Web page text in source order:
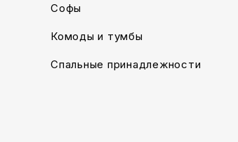
Софы
Комоды и тумбы
Спальные принадлежности